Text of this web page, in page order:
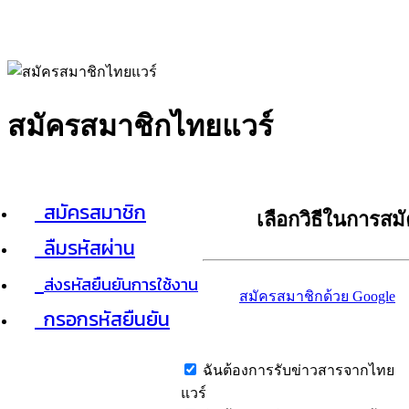
สมัครสมาชิกไทยแวร์
สมัครสมาชิก
ลืมรหัสผ่าน
ส่งรหัสยืนยันการใช้งาน
กรอกรหัสยืนยัน
เลือกวิธีในการส
สมัครสมาชิกด้วย Google
ฉันต้องการรับข่าวสารจากไทย
แวร์